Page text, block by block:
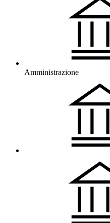
Amministrazione